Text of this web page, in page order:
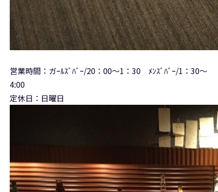
営業時間：ガｰﾙｽﾞﾊﾞｰ/20：00～1：30 ﾒﾝｽﾞﾊﾞｰ/1：30～
4:00
定休日：日曜日